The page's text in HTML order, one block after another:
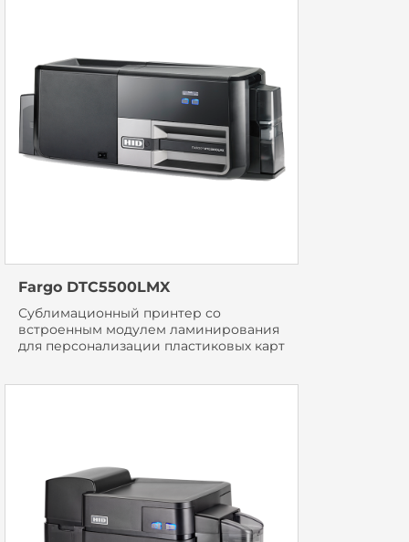
Fargo DTC5500LMX
Сублимационный принтер со
встроенным модулем ламинирования
для персонализации пластиковых карт